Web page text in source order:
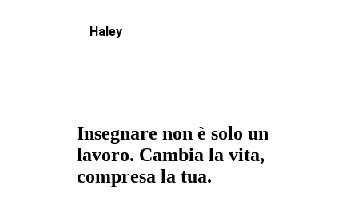
Haley
Insegnare non è solo un
lavoro. Cambia la vita,
compresa la tua.